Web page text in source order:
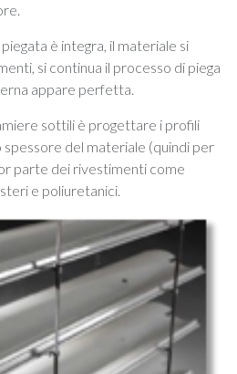
è integra, il materiale si
si continua il processo di piega
appare perfetta.
sottili è progettare i profili
spessore del materiale (quindi per
parte dei rivestimenti come
e poliuretanici.